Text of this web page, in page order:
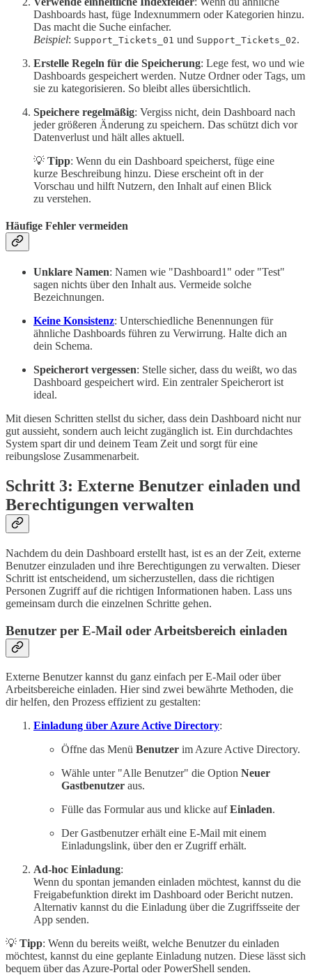
Dashboards hast, füge Indexnummern oder Kategorien hinzu.
Das macht die Suche einfacher.
Beispiel: Support_Tickets_01 und Support_Tickets_02.
Erstelle Regeln für die Speicherung: Lege fest, wo und wie
Dashboards gespeichert werden. Nutze Ordner oder Tags, um
sie zu kategorisieren. So bleibt alles übersichtlich.
Speichere regelmäßig: Vergiss nicht, dein Dashboard nach
jeder größeren Änderung zu speichern. Das schützt dich vor
Datenverlust und hält alles aktuell.
💡 Tipp: Wenn du ein Dashboard speicherst, füge eine
kurze Beschreibung hinzu. Diese erscheint oft in der
Vorschau und hilft Nutzern, den Inhalt auf einen Blick
zu verstehen.
Häufige Fehler vermeiden
Unklare Namen: Namen wie "Dashboard1" oder "Test"
sagen nichts über den Inhalt aus. Vermeide solche
Bezeichnungen.
Keine Konsistenz: Unterschiedliche Benennungen für
ähnliche Dashboards führen zu Verwirrung. Halte dich an
dein Schema.
Speicherort vergessen: Stelle sicher, dass du weißt, wo das
Dashboard gespeichert wird. Ein zentraler Speicherort ist
ideal.
Mit diesen Schritten stellst du sicher, dass dein Dashboard nicht nur
gut aussieht, sondern auch leicht zugänglich ist. Ein durchdachtes
System spart dir und deinem Team Zeit und sorgt für eine
reibungslose Zusammenarbeit.
Schritt 3: Externe Benutzer einladen und
Berechtigungen verwalten
Nachdem du dein Dashboard erstellt hast, ist es an der Zeit, externe
Benutzer einzuladen und ihre Berechtigungen zu verwalten. Dieser
Schritt ist entscheidend, um sicherzustellen, dass die richtigen
Personen Zugriff auf die richtigen Informationen haben. Lass uns
gemeinsam durch die einzelnen Schritte gehen.
Benutzer per E-Mail oder Arbeitsbereich einladen
Externe Benutzer kannst du ganz einfach per E-Mail oder über
Arbeitsbereiche einladen. Hier sind zwei bewährte Methoden, die
dir helfen, den Prozess effizient zu gestalten:
Einladung über Azure Active Directory:
Öffne das Menü Benutzer im Azure Active Directory.
Wähle unter "Alle Benutzer" die Option Neuer
Gastbenutzer aus.
Fülle das Formular aus und klicke aufEinladen.
Der Gastbenutzer erhält eine E-Mail mit einem
Einladungslink, über den er Zugriff erhält.
Ad-hoc Einladung:
Wenn du spontan jemanden einladen möchtest, kannst du die
Freigabefunktion direkt im Dashboard oder Bericht nutzen.
Alternativ kannst du die Einladung über die Zugriffsseite der
App senden.
💡 Tipp: Wenn du bereits weißt, welche Benutzer du einladen
möchtest, kannst du eine geplante Einladung nutzen. Diese lässt sich
bequem über das Azure-Portal oder PowerShell senden.